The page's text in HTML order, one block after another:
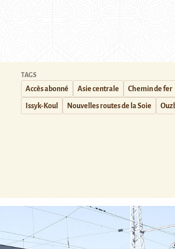
TAGS
Accès abonné Asie centrale Chemin de fer
Issyk-Koul Nouvelles routes de la Soie